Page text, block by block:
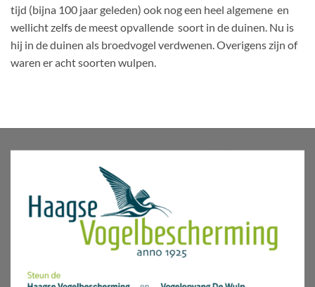
tijd (bijna 100 jaar geleden) ook nog een heel algemene ­ en
wellicht zelfs de meest opvallende ­ soort in de duinen. Nu is
hij in de duinen als broedvogel verdwenen. Overigens zijn of
waren er acht soorten wulpen.